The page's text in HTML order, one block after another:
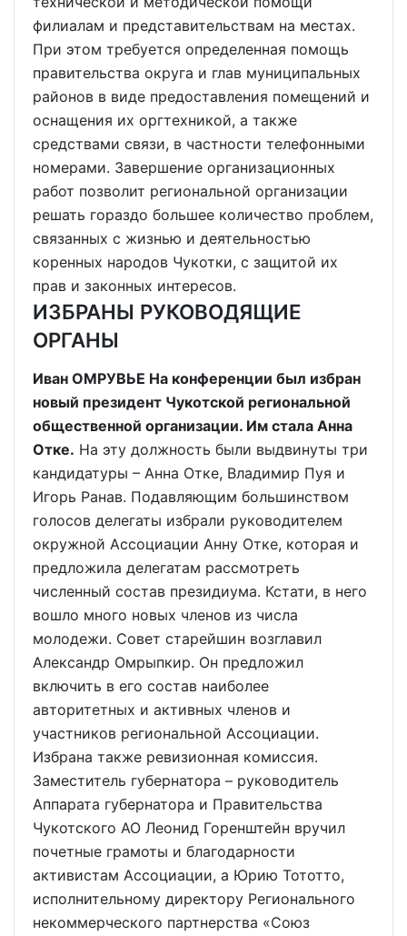
филиалам и представительствам на местах.
При этом требуется определенная помощь
правительства округа и глав муниципальных
районов в виде предоставления помещений и
оснащения их оргтехникой, а также
средствами связи, в частности телефонными
номерами. Завершение организационных
работ позволит региональной организации
решать гораздо большее количество проблем,
связанных с жизнью и деятельностью
коренных народов Чукотки, с защитой их
прав и законных интересов.
ИЗБРАНЫ РУКОВОДЯЩИЕ
ОРГАНЫ
Иван ОМРУВЬЕ На конференции был избран
новый президент Чукотской региональной
общественной организации. Им стала Анна
Отке. На эту должность были выдвинуты три
кандидатуры – Анна Отке, Владимир Пуя и
Игорь Ранав. Подавляющим большинством
голосов делегаты избрали руководителем
окружной Ассоциации Анну Отке, которая и
предложила делегатам рассмотреть
численный состав президиума. Кстати, в него
вошло много новых членов из числа
молодежи. Совет старейшин возглавил
Александр Омрыпкир. Он предложил
включить в его состав наиболее
авторитетных и активных членов и
участников региональной Ассоциации.
Избрана также ревизионная комиссия.
Заместитель губернатора – руководитель
Аппарата губернатора и Правительства
Чукотского АО Леонид Горенштейн вручил
почетные грамоты и благодарности
активистам Ассоциации, а Юрию Тототто,
исполнительному директору Регионального
некоммерческого партнерства «Союз